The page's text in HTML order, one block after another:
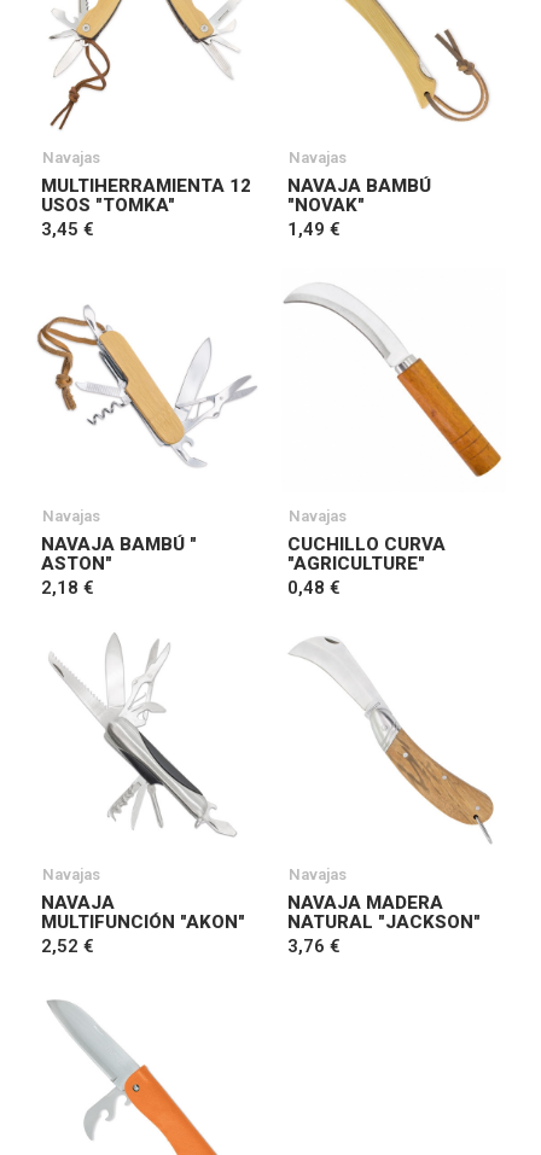
Navajas
MULTIHERRAMIENTA 12
USOS "TOMKA"
3,45 €
Navajas
NAVAJA BAMBÚ
"NOVAK"
1,49 €
Navajas
NAVAJA BAMBÚ "
ASTON"
2,18 €
Navajas
CUCHILLO CURVA
"AGRICULTURE"
0,48 €
Navajas
NAVAJA
MULTIFUNCIÓN "AKON"
2,52 €
Navajas
NAVAJA MADERA
NATURAL "JACKSON"
3,76 €